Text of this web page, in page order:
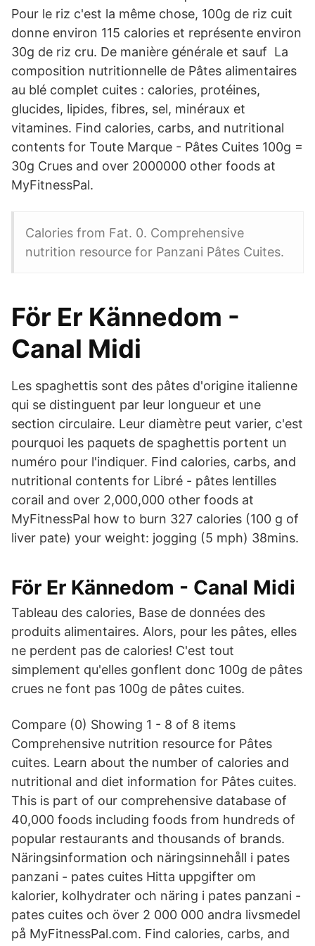
Pour le riz c'est la même chose, 100g de riz cuit
donne environ 115 calories et représente environ
30g de riz cru. De manière générale et sauf La
composition nutritionnelle de Pâtes alimentaires
au blé complet cuites : calories, protéines,
glucides, lipides, fibres, sel, minéraux et
vitamines. Find calories, carbs, and nutritional
contents for Toute Marque - Pâtes Cuites 100g =
30g Crues and over 2000000 other foods at
MyFitnessPal.
Calories from Fat. 0. Comprehensive
nutrition resource for Panzani Pâtes Cuites.
För Er Kännedom -
Canal Midi
Les spaghettis sont des pâtes d'origine italienne
qui se distinguent par leur longueur et une
section circulaire. Leur diamètre peut varier, c'est
pourquoi les paquets de spaghettis portent un
numéro pour l'indiquer. Find calories, carbs, and
nutritional contents for Libré - pâtes lentilles
corail and over 2,000,000 other foods at
MyFitnessPal how to burn 327 calories (100 g of
liver pate) your weight: jogging (5 mph) 38mins.
För Er Kännedom - Canal Midi
Tableau des calories, Base de données des
produits alimentaires. Alors, pour les pâtes, elles
ne perdent pas de calories! C'est tout
simplement qu'elles gonflent donc 100g de pâtes
crues ne font pas 100g de pâtes cuites.
Compare (0) Showing 1 - 8 of 8 items
Comprehensive nutrition resource for Pâtes
cuites. Learn about the number of calories and
nutritional and diet information for Pâtes cuites.
This is part of our comprehensive database of
40,000 foods including foods from hundreds of
popular restaurants and thousands of brands.
Näringsinformation och näringsinnehåll i pates
panzani - pates cuites Hitta uppgifter om
kalorier, kolhydrater och näring i pates panzani -
pates cuites och över 2 000 000 andra livsmedel
på MyFitnessPal.com. Find calories, carbs, and